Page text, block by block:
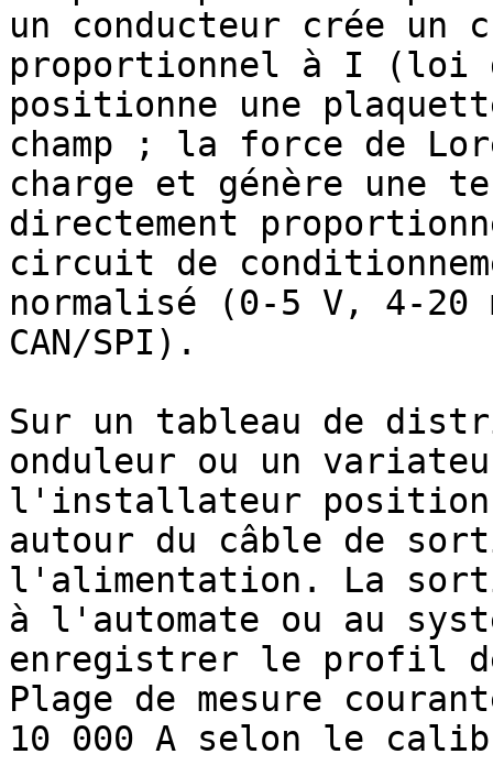
un conducteur crée un
proportionnel à I (loi
positionne une
champ ; la force de
charge et génère une
directement
circuit de
normalisé (0-5 V, 4-20
CAN/SPI).
Sur un tableau de
onduleur ou un
l'installateur
autour du câble de
l'alimentation. La
à l'automate ou au
enregistrer le profil
Plage de mesure
10 000 A selon le